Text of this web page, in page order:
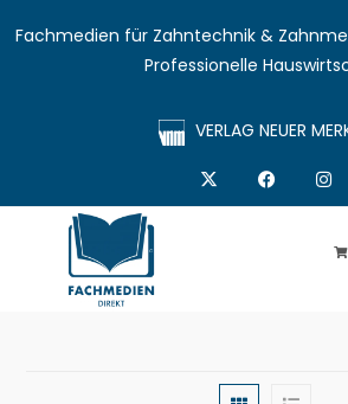
Fachmedien für Zahntechnik &
Professionelle
VERLAG NEUER